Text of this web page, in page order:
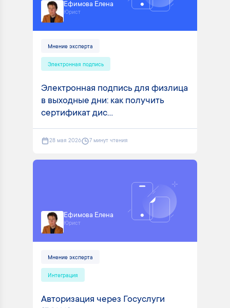
Ефимова Елена
Юрист
Мнение эксперта
Электронная подпись
Электронная подпись для физлица
в выходные дни: как получить
сертификат дис...
28 мая 2026 7 минут чтения
Ефимова Елена
Юрист
Мнение эксперта
Интеграция
Авторизация через Госуслуги